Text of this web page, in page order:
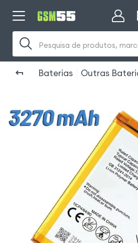
Pesquisa de produtos,
Baterias Outras